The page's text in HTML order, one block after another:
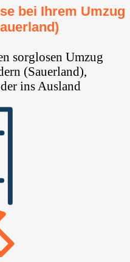
bei Ihrem Umzug
sorglosen Umzug
(Sauerland),
ins Ausland